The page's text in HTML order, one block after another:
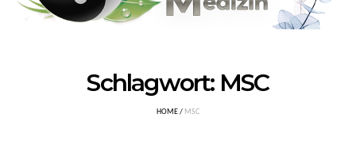
Schlagwort: MSC
HOME/ MSC